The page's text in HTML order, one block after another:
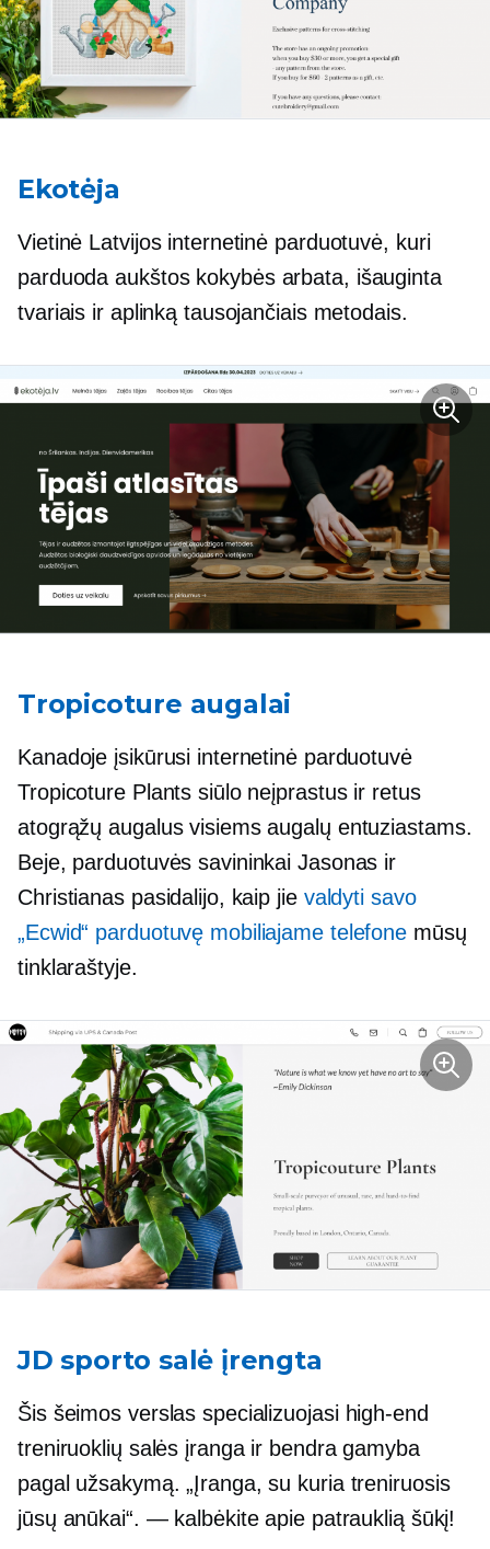
Ekotėja
Vietinė Latvijos internetinė parduotuvė, kuri
parduodaaukštos kokybėsarbata, išauginta
tvariais ir aplinką tausojančiais metodais.
Tropicoture augalai
Kanadoje įsikūrusi internetinė parduotuvė
Tropicoture Plants siūlo neįprastus ir retus
atogrąžų augalus visiems augalų entuziastams.
Beje, parduotuvės savininkai Jasonas ir
Christianas pasidalijo, kaip jie valdyti savo
„Ecwid“ parduotuvę mobiliajame telefone mūsų
tinklaraštyje.
JD sporto salė įrengta
Šis šeimos verslas specializuojasi high-end
treniruoklių salės įranga ir bendra gamyba
pagal užsakymą. „Įranga, su kuria treniruosis
jūsų anūkai“. — kalbėkite apie patrauklią šūkį!